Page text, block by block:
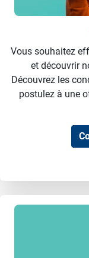
Vous souhaitez
et découvrir
Découvrez les
postulez à une